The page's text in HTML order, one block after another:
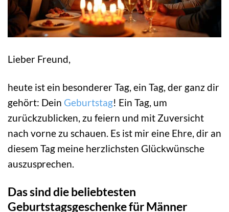
Lieber Freund,
heute ist ein besonderer Tag, ein Tag, der ganz dir
gehört: Dein Geburtstag! Ein Tag, um
zurückzublicken, zu feiern und mit Zuversicht
nach vorne zu schauen. Es ist mir eine Ehre, dir an
diesem Tag meine herzlichsten Glückwünsche
auszusprechen.
Das sind die beliebtesten
Geburtstagsgeschenke für Männer